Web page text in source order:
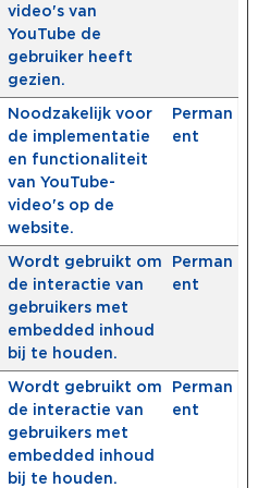
video's van
YouTube de
gebruiker heeft
gezien.
Noodzakelijk voor
de implementatie
en functionaliteit
van YouTube-
video's op de
website.
Perman
ent
Wordt gebruikt om
de interactie van
gebruikers met
embedded inhoud
bij te houden.
Perman
ent
Wordt gebruikt om
de interactie van
gebruikers met
embedded inhoud
bij te houden.
Perman
ent